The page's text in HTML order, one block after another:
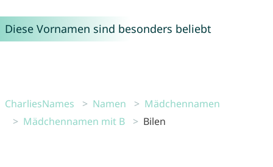
Diese Vornamen sind besonders beliebt
CharliesNames Namen
Mädchennamen
Mädchennamen mit B
Bilen